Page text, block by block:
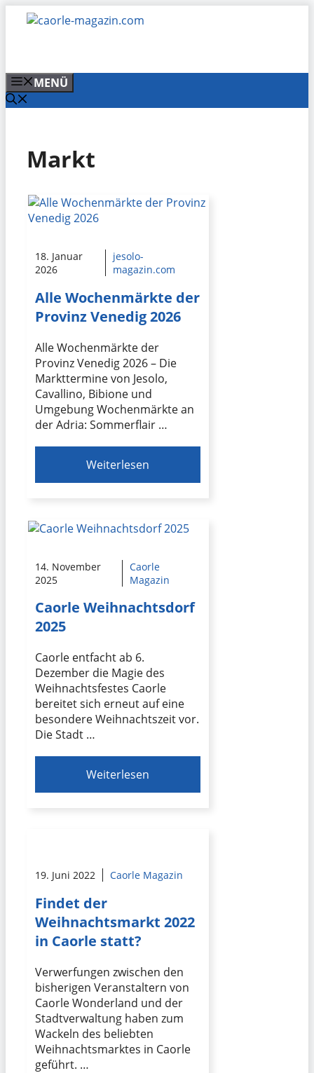
Zum
Inhalt
MENÜ
Markt
18. Januar
2026
jesolo-
magazin.com
Alle Wochenmärkte der
Provinz Venedig 2026
Alle Wochenmärkte der
Provinz Venedig 2026 – Die
Markttermine von Jesolo,
Cavallino, Bibione und
Umgebung Wochenmärkte an
der Adria: Sommerflair …
Weiterlesen
14. November
2025
Caorle
Magazin
Caorle Weihnachtsdorf
2025
Caorle entfacht ab 6.
Dezember die Magie des
Weihnachtsfestes Caorle
bereitet sich erneut auf eine
besondere Weihnachtszeit vor.
Die Stadt …
Weiterlesen
19. Juni 2022 Caorle Magazin
Findet der
Weihnachtsmarkt 2022
in Caorle statt?
Verwerfungen zwischen den
bisherigen Veranstaltern von
Caorle Wonderland und der
Stadtverwaltung haben zum
Wackeln des beliebten
Weihnachtsmarktes in Caorle
geführt. …